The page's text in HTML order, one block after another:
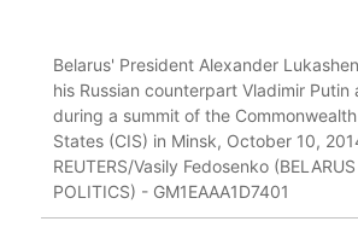
Belarus' President Alexander
his Russian counterpart Vladimir Putin
during a summit of the
States (CIS) in Minsk, October 10,
REUTERS/Vasily Fedosenko
POLITICS) - GM1EAAA1D7401